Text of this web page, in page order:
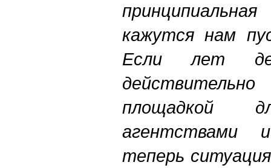
кажутся нам
Если лет
площадкой
агентствами
теперь